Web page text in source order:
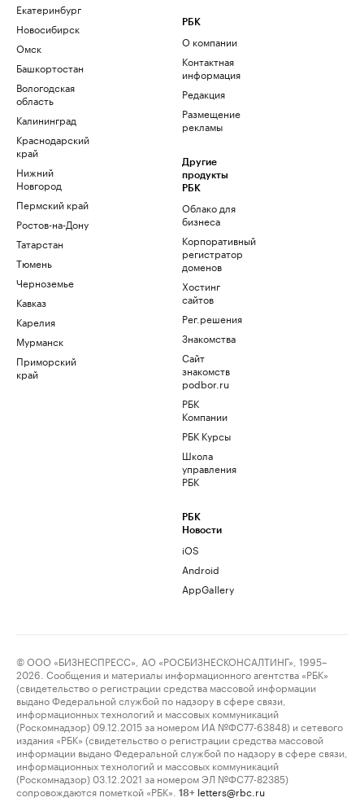
Екатеринбург
Новосибирск
Омск
Башкортостан
Вологодская
область
Калининград
Краснодарский
край
Нижний
Новгород
Пермский край
Ростов-на-Дону
Татарстан
Тюмень
Черноземье
Кавказ
Карелия
Мурманск
Приморский
край
РБК
О компании
Контактная
информация
Редакция
Размещение
рекламы
Другие
продукты
РБК
Облако для
бизнеса
Корпоративный
регистратор
доменов
Хостинг
сайтов
Рег.решения
Знакомства
Сайт
знакомств
podbor.ru
РБК
Компании
РБК Курсы
Школа
управления
РБК
РБК
Новости
iOS
Android
AppGallery
© ООО «БИЗНЕСПРЕСС», АО «РОСБИЗНЕСКОНСАЛТИНГ», 1995–
2026. Сообщения и материалы информационного агентства «РБК»
(свидетельство о регистрации средства массовой информации
выдано Федеральной службой по надзору в сфере связи,
информационных технологий и массовых коммуникаций
(Роскомнадзор) 09.12.2015 за номером ИА №ФС77-63848) и сетевого
издания «РБК» (свидетельство о регистрации средства массовой
информации выдано Федеральной службой по надзору в сфере связи,
информационных технологий и массовых коммуникаций
(Роскомнадзор) 03.12.2021 за номером ЭЛ №ФС77-82385)
сопровождаются пометкой «РБК».
18+ letters@rbc.ru